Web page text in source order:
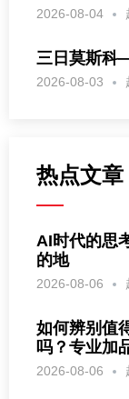
2026-08-04
三日莫斯科
2026-08-03
热点文章
AI时代的思
的地
2026-08-06
如何辨别值
吗？专业加
2026-08-06